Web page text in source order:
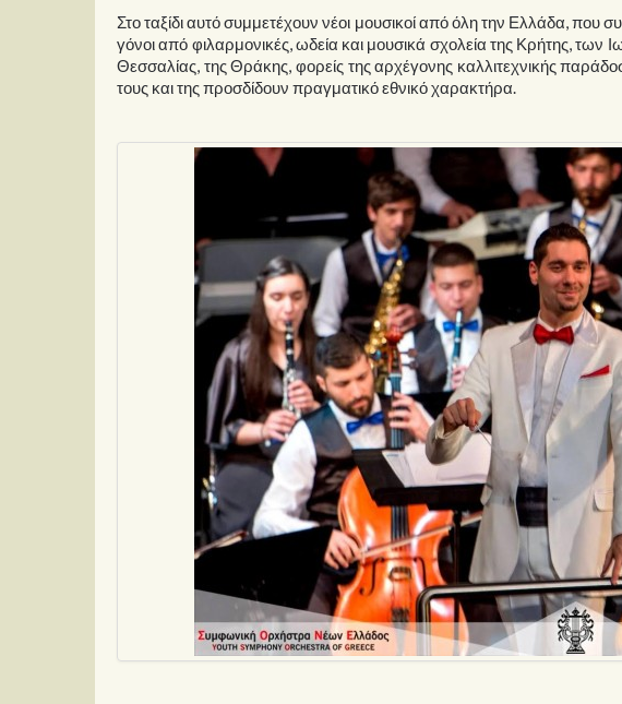
Στο ταξίδι αυτό συμμετέχουν νέοι μουσικοί από όλη την Ελλάδα, που
γόνοι από φιλαρμονικές, ωδεία και μουσικά σχολεία της Κρήτης,
Θεσσαλίας, της Θράκης, φορείς της αρχέγονης καλλιτεχνικής
τους και της προσδίδουν πραγματικό εθνικό χαρακτήρα.